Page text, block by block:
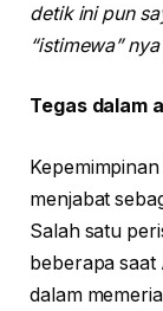
detik ini pun
“istimewa”
Tegas dalam
menjabat
Salah satu
beberapa
dalam